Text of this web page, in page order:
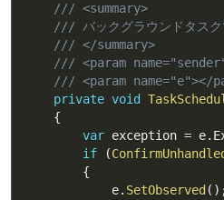
/// <summary>
/// バックグラウンドタスク
/// </summary>
/// <param
/// <param name="e"></
private void
{
var exception = e.
if
(
{
            e
. SetObserved ( )